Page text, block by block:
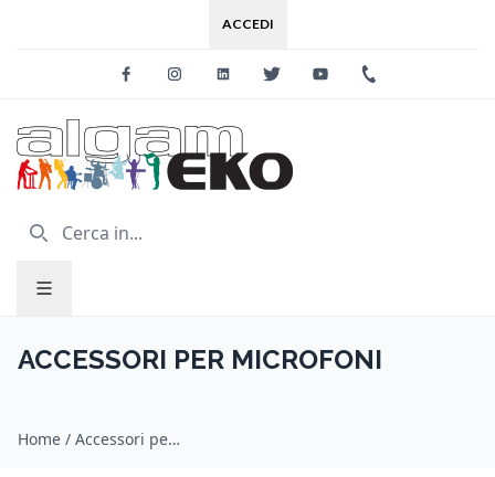
ACCEDI
FacebookInstagramLinkedinTwitter Youtube
ACCESSORI PER MICROFONI
Home / Accessori per microfoni